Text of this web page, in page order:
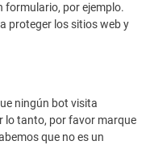
formulario, por ejemplo.
proteger los sitios web y
ningún bot visita
lo tanto, por favor marque
que no es un